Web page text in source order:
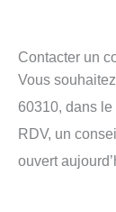
Contacter un
Vous
60310, dans
RDV, un
ouvert